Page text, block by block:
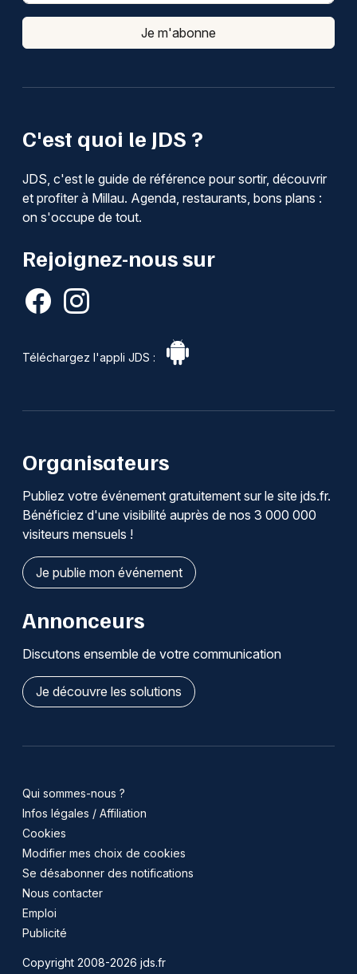
C'est quoi le JDS ?
JDS, c'est le guide de référence pour sortir, découvrir
et profiter à Millau. Agenda, restaurants, bons plans :
on s'occupe de tout.
Rejoignez-nous sur
Téléchargez l'appli JDS :
Je m'abonne
Organisateurs
Publiez votre événement gratuitement sur le site jds.fr.
Bénéficiez d'une visibilité auprès de nos 3 000 000
visiteurs mensuels !
Je publie mon événement
Annonceurs
Discutons ensemble de votre communication
Je découvre les solutions
Qui sommes-nous ?
Infos légales / Affiliation
Cookies
Modifier mes choix de cookies
Se désabonner des notifications
Nous contacter
Emploi
Publicité
Copyright 2008-2026 jds.fr